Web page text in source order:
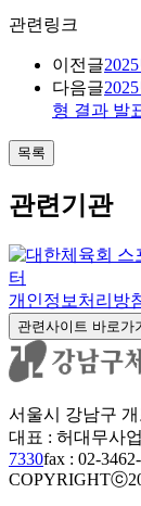
관련링크
이전글
다음글
형 결과 발
목록
관련기관
개인정보처리방
관련사이트 바로가
서울시 강남구
대표 : 허대무사
7330fax : 02-